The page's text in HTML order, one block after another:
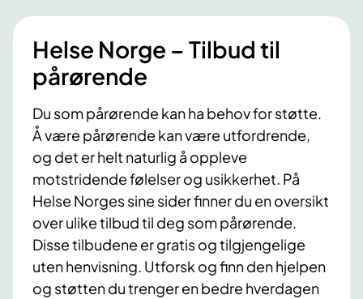
Helse Norge – Tilbud til
pårørende
Du som pårørende kan ha behov for støtte.
Å være pårørende kan være utfordrende,
og det er helt naturlig å oppleve
motstridende følelser og usikkerhet. På
Helse Norges sine sider finner du en oversikt
over ulike tilbud til deg som pårørende.
Disse tilbudene er gratis og tilgjengelige
uten henvisning. Utforsk og finn den hjelpen
og støtten du trenger en bedre hverdagen